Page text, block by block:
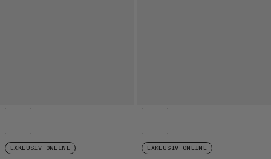
EXKLUSIV ONLINE EXKLUSIV ONLINE